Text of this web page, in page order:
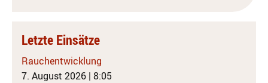
Letzte Einsätze
Rauchentwicklung
7. August 2026 | 8:05